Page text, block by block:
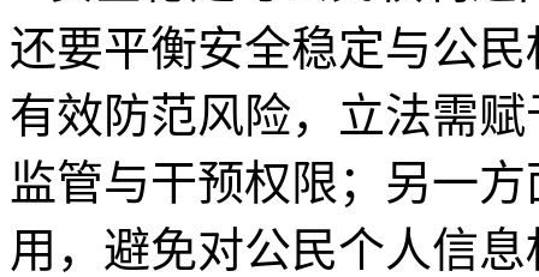
还要平衡安全稳定与公
有效防范风险，立法需
监管与干预权限；另一
用，避免对公民个人信